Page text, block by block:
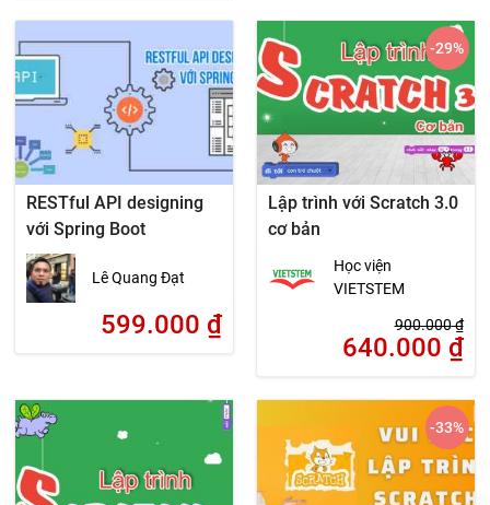
RESTful API designing
với Spring Boot
Lê Quang Đạt
599.000 ₫
Lập trình với Scratch 3.0
cơ bản
Học viện
VIETSTEM
900.000₫
640.000 ₫
-29%
-33%